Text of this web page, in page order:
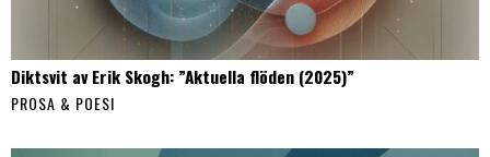
Diktsvit av Erik Skogh: ”Aktuella flöden (2025)”
PROSA & POESI